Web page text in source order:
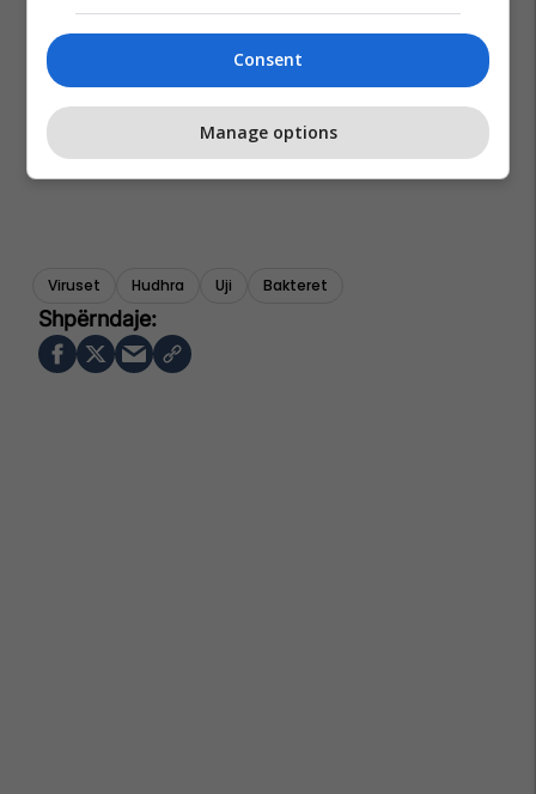
Viruset Hudhra Uji Bakteret
Consent
Manage options